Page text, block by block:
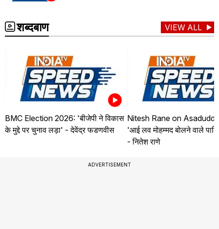
शब्दबाण VIEW ALL
BMC Election 2026: 'बीजेपी ने विकास
के मुद्दे पर चुनाव लड़ा' - देवेंद्र फडणवीस
Nitesh Rane on
'आई लव मोहम्मद बोलने वाले
- नितेश राणे
ADVERTISEMENT